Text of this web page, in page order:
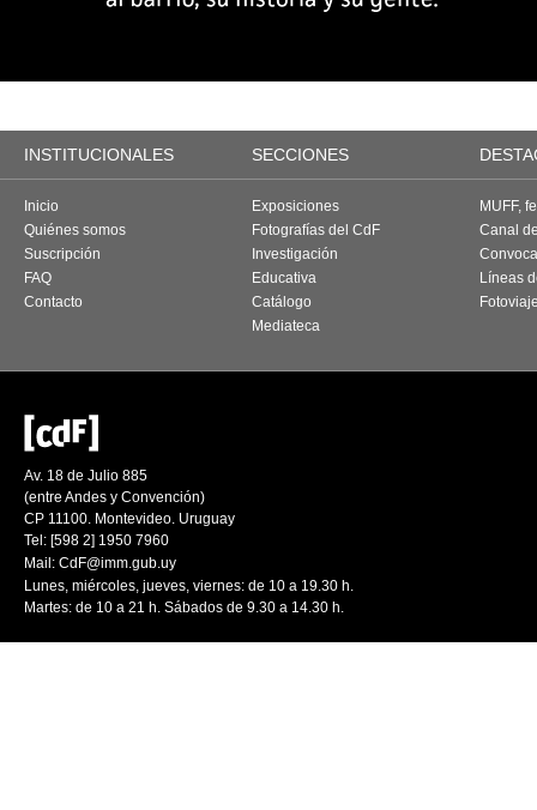
INSTITUCIONALES SECCIONES
Inicio
Quiénes somos
Suscripción
FAQ
Contacto
Exposiciones
Fotografías del CdF
Investigación
Educativa
Catálogo
Mediateca
MUFF,
Canal
Líneas
Av. 18 de Julio 885
(entre Andes y Convención)
CP 11100. Montevideo. Uruguay
Tel: [598 2] 1950 7960
Mail: CdF@imm.gub.uy
Lunes, miércoles, jueves, viernes: de 10 a 19.30 h.
Martes: de 10 a 21 h. Sábados de 9.30 a 14.30 h.